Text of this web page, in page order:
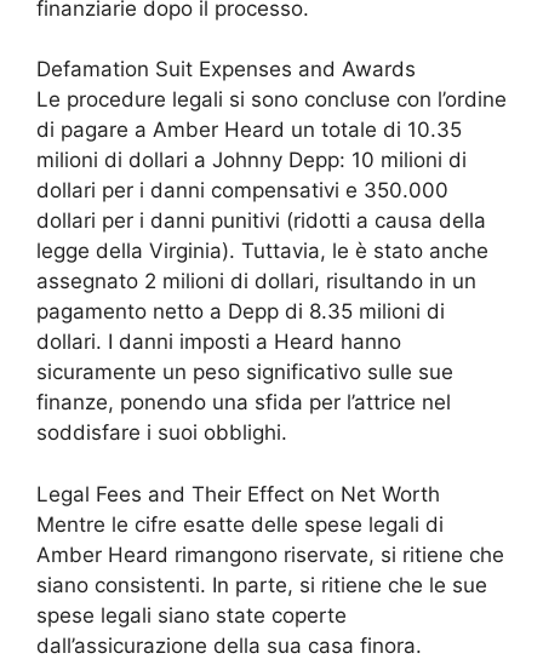
finanziarie dopo il processo.
Defamation Suit Expenses and Awards
Le procedure legali si sono concluse con l’ordine
di pagare a Amber Heard un totale di 10.35
milioni di dollari a Johnny Depp: 10 milioni di
dollari per i danni compensativi e 350.000
dollari per i danni punitivi (ridotti a causa della
legge della Virginia). Tuttavia, le è stato anche
assegnato 2 milioni di dollari, risultando in un
pagamento netto a Depp di 8.35 milioni di
dollari. I danni imposti a Heard hanno
sicuramente un peso significativo sulle sue
finanze, ponendo una sfida per l’attrice nel
soddisfare i suoi obblighi.
Legal Fees and Their Effect on Net Worth
Mentre le cifre esatte delle spese legali di
Amber Heard rimangono riservate, si ritiene che
siano consistenti. In parte, si ritiene che le sue
spese legali siano state coperte
dall’assicurazione della sua casa finora.